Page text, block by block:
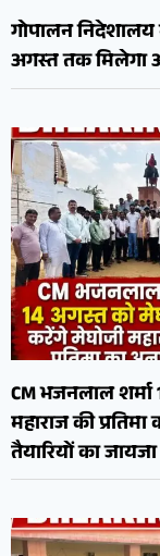
गोपालन
अगस्त तक मिलेगा
CM भजनलाल
महाराज की
तैयारियों का जायजा